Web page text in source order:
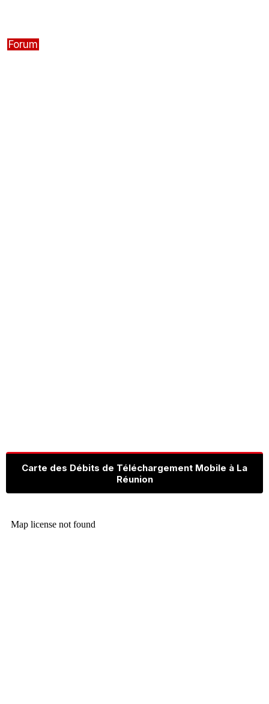
Forum
Carte des Débits de Téléchargement Mobile à La
Réunion